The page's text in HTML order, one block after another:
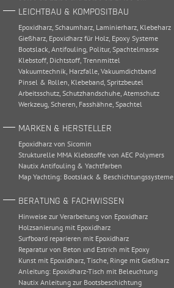
LEICHTBAU & KOMPOSITBAU
Epoxidharz Schaumharz Laminierharz Klebeharz
Gießharz Epoxidharz für Holz Epoxy Systeme
Bootslack Antifouling Politur, Spachtelmasse
Klebstoff Dichtstoff Trennmittel
Vakuumtechnik Harzfalle Vakuumdichtband
Pinsel & Rollen Klebeband Spritzbeutel
Arbeitsschutz Schutzhandschuhe Atemschutz
Werkzeug Scheren Fasshähne Spachtel
MARKEN & HERSTELLER
Epoxidharz von Sicomin
Strukturelle MMA Klebstoffe von AEC Polymers
Nautix Antifouling & Yachtfarben
Map Yachting: Bootslack & Beschichtungssysteme
BERATUNG & FACHWISSEN
Hinweise zur Verarbeitung von Epoxidharz
Holzsanierung mit Epoxidharz
Surfboard reparieren mit Epoxidharz
Reparatur von Beton und Estrich mit Epoxy
Kunst mit Epoxidharz, Tische, Ringe mit Gießharz
Anleitung: Epoxidharz-Tisch mit Beleuchtung
Nautix Anleitung zur Bootsbeschichtung